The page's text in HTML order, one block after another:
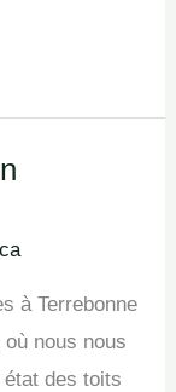
à Terrebonne
nous nous
des toits